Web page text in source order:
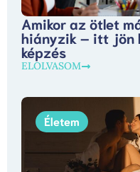
Amikor az ötlet
hiányzik – itt jön
képzés
ELOLVASOM
Életem